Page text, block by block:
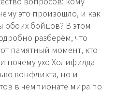
это произошло, и как
обоих бойцов? В этом
разберём, что
памятный момент, кто
почему ухо Холифилда
конфликта, но и
в чемпионате мира по